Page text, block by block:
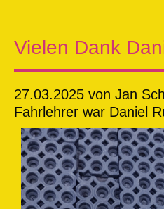
Vielen Dank
27.03.2025 von Jan
Fahrlehrer war Daniel